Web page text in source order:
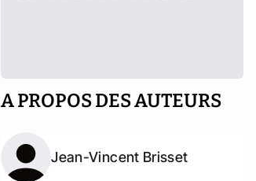
A PROPOS DES AUTEURS
Jean-Vincent Brisset